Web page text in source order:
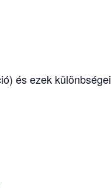
és ezek különbségei